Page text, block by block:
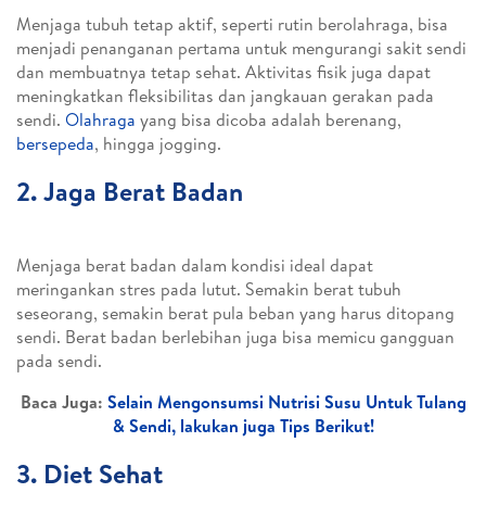
Menjaga tubuh tetap aktif, seperti rutin berolahraga, bisa
menjadi penanganan pertama untuk mengurangi sakit sendi
dan membuatnya tetap sehat. Aktivitas fisik juga dapat
meningkatkan fleksibilitas dan jangkauan gerakan pada
sendi. Olahraga yang bisa dicoba adalah berenang,
bersepeda, hingga jogging.
2. Jaga Berat Badan
Menjaga berat badan dalam kondisi ideal dapat
meringankan stres pada lutut. Semakin berat tubuh
seseorang, semakin berat pula beban yang harus ditopang
sendi. Berat badan berlebihan juga bisa memicu gangguan
pada sendi.
Baca Juga: Selain Mengonsumsi Nutrisi Susu Untuk Tulang
& Sendi, lakukan juga Tips Berikut!
3. Diet Sehat